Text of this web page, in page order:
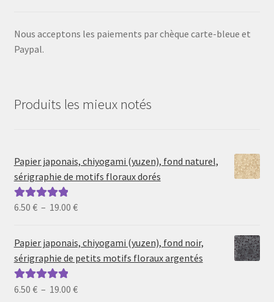
Nous acceptons les paiements par chèque carte-bleue et
Paypal.
Produits les mieux notés
Papier japonais, chiyogami (yuzen), fond naturel,
sérigraphie de motifs floraux dorés
Note5.00sur
6.50 € – 19.00 €Plage
prix :
6.50 €
19.00 €
Papier japonais, chiyogami (yuzen), fond noir,
sérigraphie de petits motifs floraux argentés
Note5.00sur
6.50 € – 19.00 €Plage